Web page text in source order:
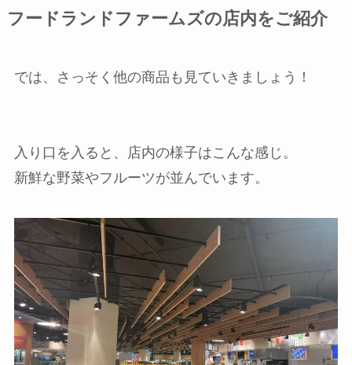
フードランドファームズの店内をご紹介
では、さっそく他の商品も見ていきましょう！
入り口を入ると、店内の様子はこんな感じ。
新鮮な野菜やフルーツが並んでいます。